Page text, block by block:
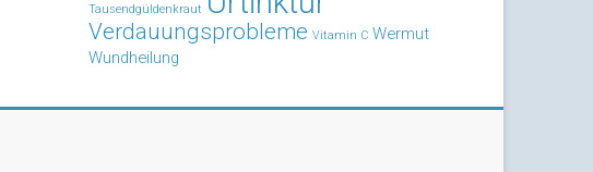
Tausendgüldenkraut
Verdauungsprobleme Vitamin C Wermut
Wundheilung